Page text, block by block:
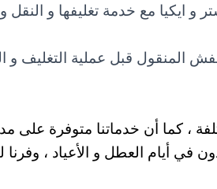
و ايكيا مع خدمة تغليفها و
المنقول قبل عملية التغليف و
أن خدماتنا متوفرة على مدار 24
في أيام العطل و الأعياد ،